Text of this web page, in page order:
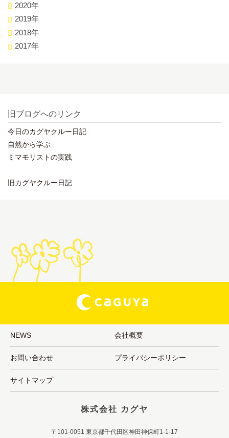
2020年
2019年
2018年
2017年
旧ブログへのリンク
今日のカグヤクルー日記
自然から学ぶ
ミマモリストの実践
旧カグヤクルー日記
NEWS 会社概要
お問い合わせ プライバシーポリシー
サイトマップ
株式会社 カグヤ
〒101-0051 東京都千代田区神田神保町1-1-17